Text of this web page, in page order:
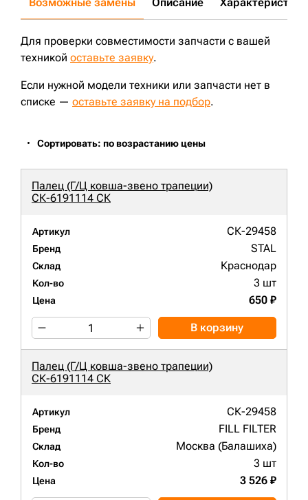
PC400LC-5;D63E-12;D155; WA380-3;SD23;
D85C-21;
WA180-3;CLG936LC;CLG856;PC350-7;ZW330;CAT988H;
Для проверки совместимости запчасти с вашей
техникой оставьте заявку.
Если нужной модели техники или запчасти нет в
списке — оставьте заявку на подбор.
Сортировать: по возрастанию цены
Палец (Г/Ц ковша-звено трапеции)
СК-6191114 СК
Артикул СК-29458
Бренд STAL
Склад Краснодар
Кол-во 3 шт
Цена 650 ₽
В корзину
Палец (Г/Ц ковша-звено трапеции)
СК-6191114 СК
Артикул СК-29458
Бренд FILL FILTER
Склад Москва (Балашиха)
Кол-во 3 шт
Цена 3 526 ₽